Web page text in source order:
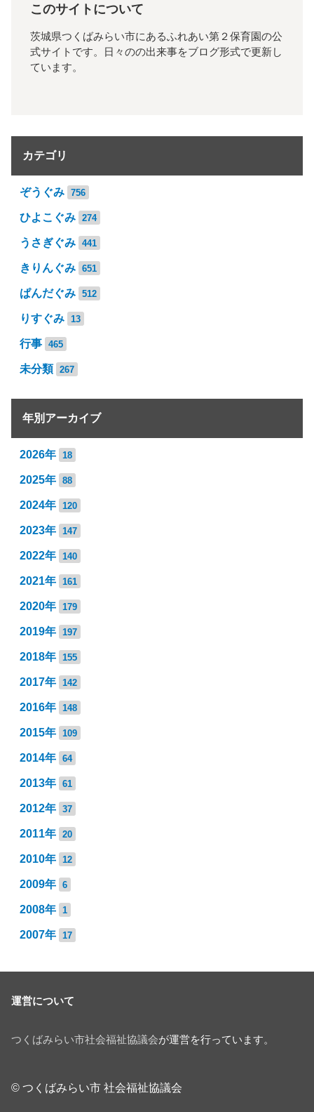
このサイトについて
茨城県つくばみらい市にあるふれあい第２保育園の公
式サイトです。日々のの出来事をブログ形式で更新し
ています。
カテゴリ
ぞうぐみ 756
ひよこぐみ 274
うさぎぐみ 441
きりんぐみ 651
ぱんだぐみ 512
りすぐみ 13
行事 465
未分類 267
年別アーカイブ
2026年 18
2025年 88
2024年 120
2023年 147
2022年 140
2021年 161
2020年 179
2019年 197
2018年 155
2017年 142
2016年 148
2015年 109
2014年 64
2013年 61
2012年 37
2011年 20
2010年 12
2009年 6
2008年 1
2007年 17
運営について
つくばみらい市社会福祉協議会が運営を行っています。
© つくばみらい市 社会福祉協議会